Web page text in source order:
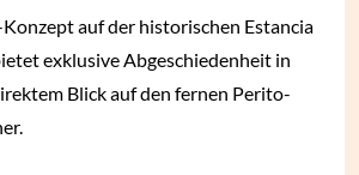
Konzept auf der historischen Estancia
exklusive Abgeschiedenheit in
Blick auf den fernen Perito-